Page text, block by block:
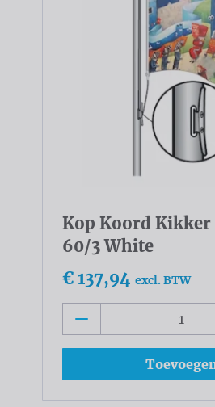
Kop Koord
60/3 White
€ 137,94 excl. BTW